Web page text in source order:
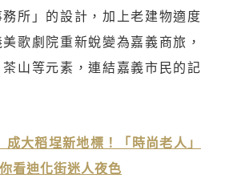
務所」的設計，加上老建物適度
歌劇院重新蛻變為嘉義商旅，
山等元素，連結嘉義市民的記
大稻埕新地標！「時尚老人」
看迪化街迷人夜色